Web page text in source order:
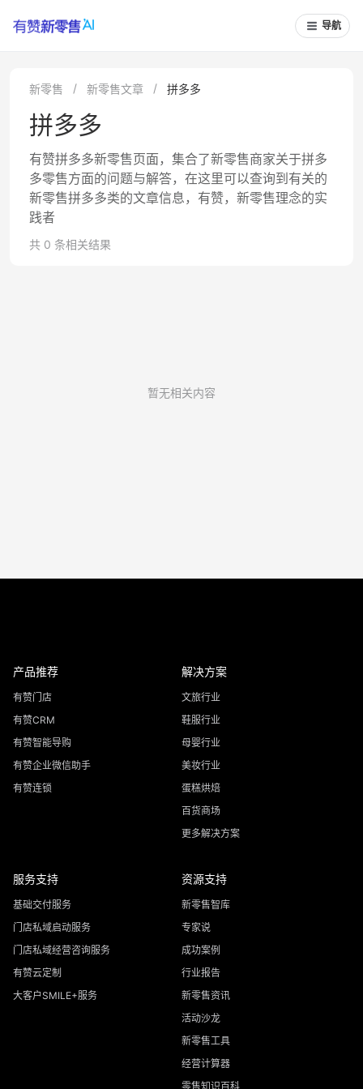
导航
新零售 新零售文章 拼多多
拼多多
有赞拼多多新零售页面，集合了新零售商家关于拼多
多零售方面的问题与解答，在这里可以查询到有关的
新零售拼多多类的文章信息，有赞，新零售理念的实
践者
共 0 条相关结果
暂无相关内容
产品推荐
有赞门店
有赞CRM
有赞智能导购
有赞企业微信助手
有赞连锁
解决方案
文旅行业
鞋服行业
母婴行业
美妆行业
蛋糕烘焙
百货商场
更多解决方案
服务支持
基础交付服务
门店私域启动服务
门店私域经营咨询服务
有赞云定制
大客户SMILE+服务
资源支持
新零售智库
专家说
成功案例
行业报告
新零售资讯
活动沙龙
新零售工具
经营计算器
零售知识百科